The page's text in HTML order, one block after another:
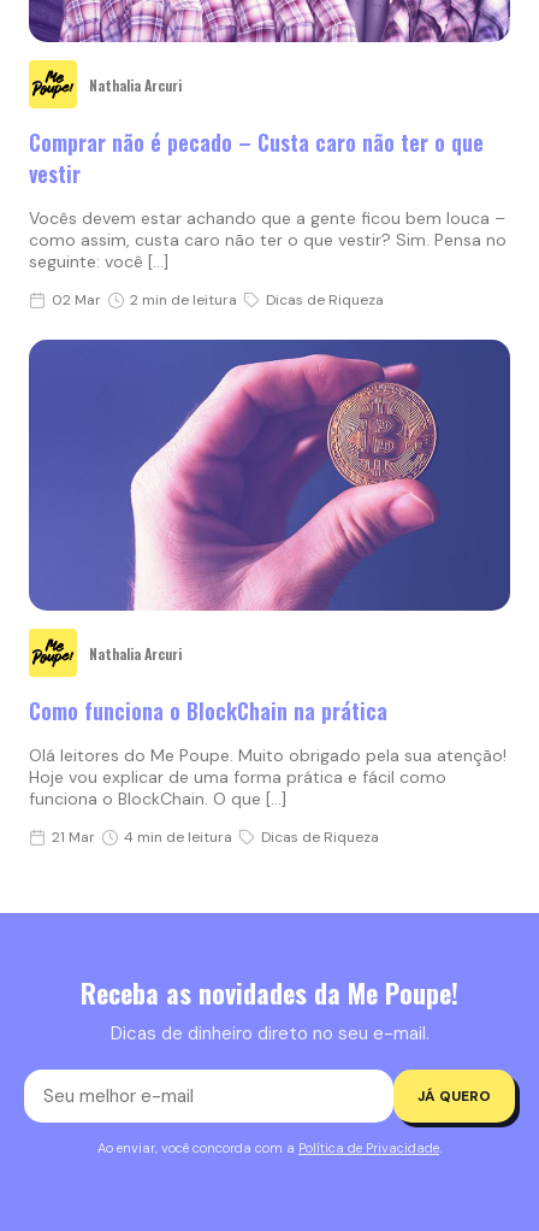
Nathalia Arcuri
Comprar não é pecado – Custa caro não ter o que
vestir
Vocês devem estar achando que a gente ficou bem louca –
como assim, custa caro não ter o que vestir? Sim. Pensa no
seguinte: você […]
02 Mar 2 min de leitura Dicas de Riqueza
Nathalia Arcuri
Como funciona o BlockChain na prática
Olá leitores do Me Poupe. Muito obrigado pela sua atenção!
Hoje vou explicar de uma forma prática e fácil como
funciona o BlockChain. O que […]
21 Mar 4 min de leitura Dicas de Riqueza
Receba as novidades da Me Poupe!
Dicas de dinheiro direto no seu e-mail.
JÁ QUERO
Ao enviar, você concorda com a Política de Privacidade.